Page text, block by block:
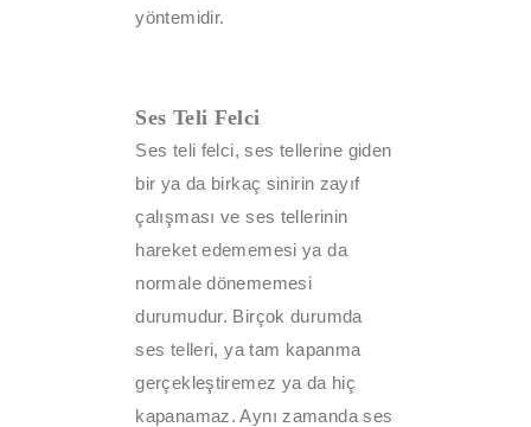
yöntemidir.
Ses Teli Felci
Ses teli felci, ses tellerine giden
bir ya da birkaç sinirin zayıf
çalışması ve ses tellerinin
hareket edememesi ya da
normale dönememesi
durumudur. Birçok durumda
ses telleri, ya tam kapanma
gerçekleştiremez ya da hiç
kapanamaz. Aynı zamanda ses